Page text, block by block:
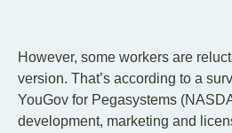
However, some workers are
version. That’s according to a
YouGov for Pegasystems
development, marketing and